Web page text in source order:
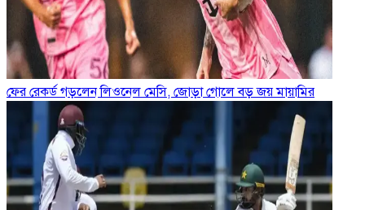
ফের রেকর্ড গড়লেন লিওনেল মেসি, জোড়া গোলে বড় জয় মায়ামির